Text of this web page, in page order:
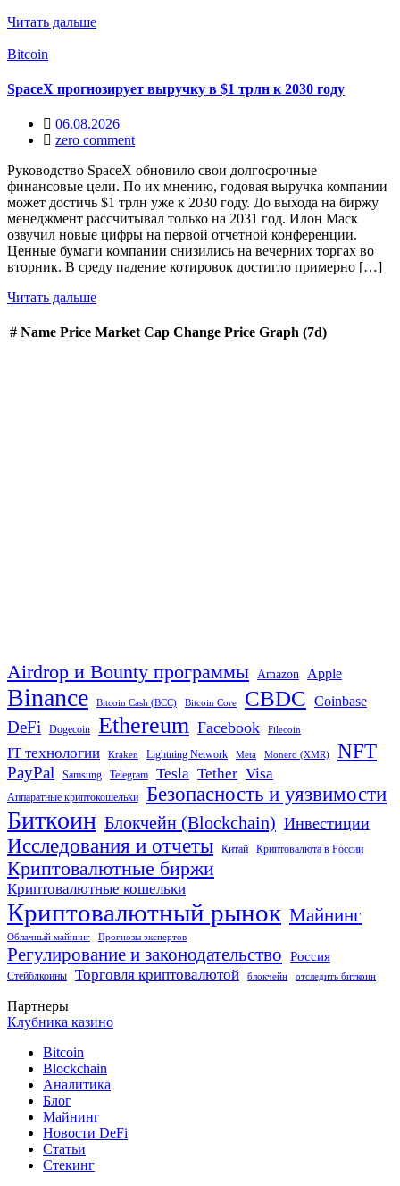
Читать дальше
Bitcoin
SpaceX прогнозирует выручку в $1 трлн к 2030 году
06.08.2026
zero comment
Руководство SpaceX обновило свои долгосрочные
финансовые цели. По их мнению, годовая выручка компании
может достичь $1 трлн уже к 2030 году. До выхода на биржу
менеджмент рассчитывал только на 2031 год. Илон Маск
озвучил новые цифры на первой отчетной конференции.
Ценные бумаги компании снизились на вечерних торгах во
вторник. В среду падение котировок достигло примерно […]
Читать дальше
# Name Price Market Cap Change Price Graph (7d)
Airdrop и Bounty программы Amazon Apple
Binance Bitcoin Cash (BCC) Bitcoin Core CBDC Coinbase
DeFi Dogecoin Ethereum Facebook Filecoin
IT технологии Kraken Lightning Network Meta Monero (XMR) NFT
PayPal Samsung Telegram Tesla Tether Visa
Аппаратные криптокошельки Безопасность и уязвимости
Биткоин Блокчейн (Blockchain) Инвестиции
Исследования и отчеты Китай Криптовалюта в России
Криптовалютные биржи
Криптовалютные кошельки
Криптовалютный рынок Майнинг
Облачный майнинг Прогнозы экспертов
Регулирование и законодательство Россия
Стейблкоины Торговля криптовалютой блокчейн отследить биткоин
Партнеры
Клубника казино
Bitcoin
Blockchain
Аналитика
Блог
Майнинг
Новости DeFi
Статьи
Стекинг